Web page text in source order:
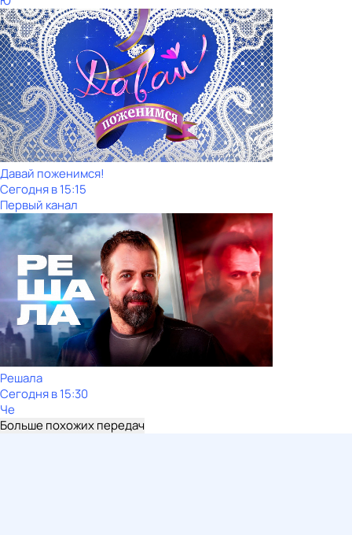
Давай поженимся!
Сегодня в 15:15
Первый канал
Решала
Сегодня в 15:30
Че
Больше похожих передач